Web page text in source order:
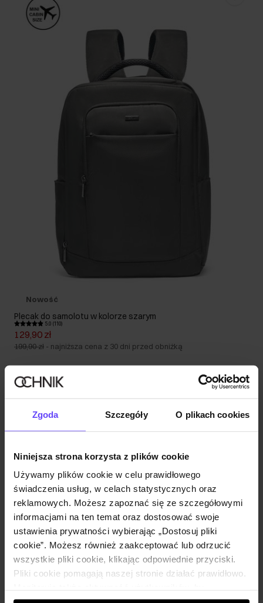
Zgoda Szczegóły O plikach cookies
Niniejsza strona korzysta z plików cookie
Używamy plików cookie w celu prawidłowego
świadczenia usług, w celach statystycznych oraz
reklamowych. Możesz zapoznać się ze szczegółowymi
informacjami na ten temat oraz dostosować swoje
ustawienia prywatności wybierając „Dostosuj pliki
cookie”. Możesz również zaakceptować lub odrzucić
wszystkie pliki cookie, klikając odpowiednie przyciski.
Pliki cookie pomagają naszej stronie działać prawidłowo.
Nowość
Plecak do samolotu w kolorze szarym
5.0 (110)
129,90 zł
199,90 zł - najniższa cena z 30 dni przed obniżką